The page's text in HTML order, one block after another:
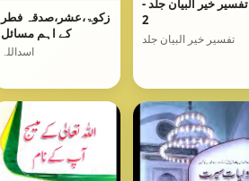
زکوۃ،عشر،صدقہ فطر
کے اہم مسائل
اسداللہ
تفسیر خیر البیان جلد -
2
تفسیر خیر البیان جلد